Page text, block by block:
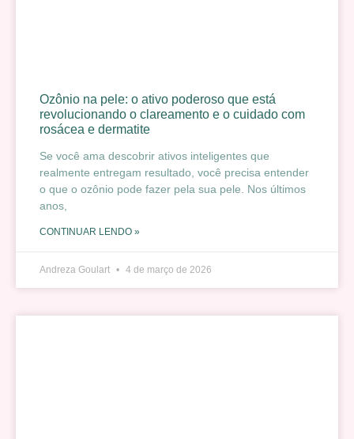
Ozônio na pele: o ativo poderoso que está
revolucionando o clareamento e o cuidado com
rosácea e dermatite
Se você ama descobrir ativos inteligentes que
realmente entregam resultado, você precisa entender
o que o ozônio pode fazer pela sua pele. Nos últimos
anos,
CONTINUAR LENDO »
Andreza Goulart 4 de março de 2026